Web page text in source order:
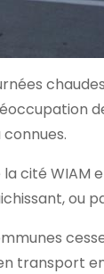
cité WIAM
ou
transport